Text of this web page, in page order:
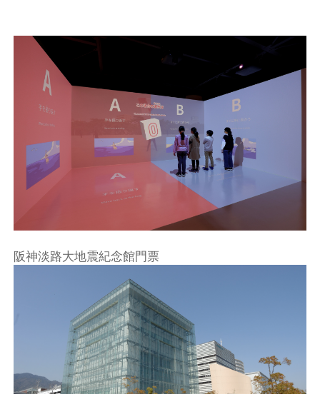
阪神淡路大地震紀念館門票